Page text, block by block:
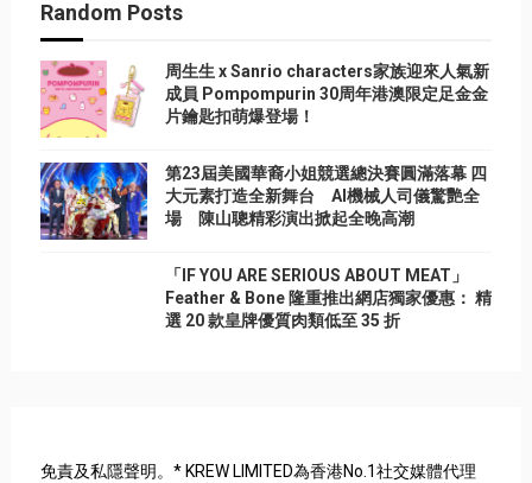
Random Posts
周生生 x Sanrio characters家族迎來人氣新
成員 Pompompurin 30周年港澳限定足金金
片鑰匙扣萌爆登場！
第23屆美國華裔小姐競選總決賽圓滿落幕 四
大元素打造全新舞台 AI機械人司儀驚艷全
場 陳山聰精彩演出掀起全晚高潮
「IF YOU ARE SERIOUS ABOUT MEAT」
Feather & Bone 隆重推出網店獨家優惠： 精
選 20 款皇牌優質肉類低至 35 折
免責及私隱聲明。* KREW LIMITED為香港No.1社交媒體代理